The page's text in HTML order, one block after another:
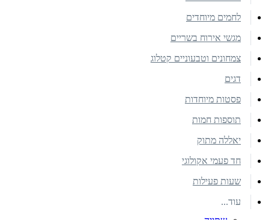
לחמים מיוחדים
מגשי אירוח בשריים
צמחונים וטבעוניים קטלוג
דגים
פסטות מיוחדות
תוספות חמות
יאללה מתוק
חד פעמי אקולוגי
שעות פעילות
עוד...